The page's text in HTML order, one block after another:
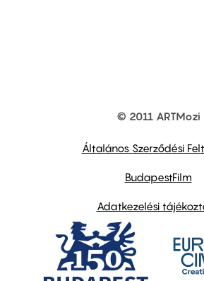
© 2011 ARTMozi
Általános Szerződési
BudapestFilm
Adatkezelési